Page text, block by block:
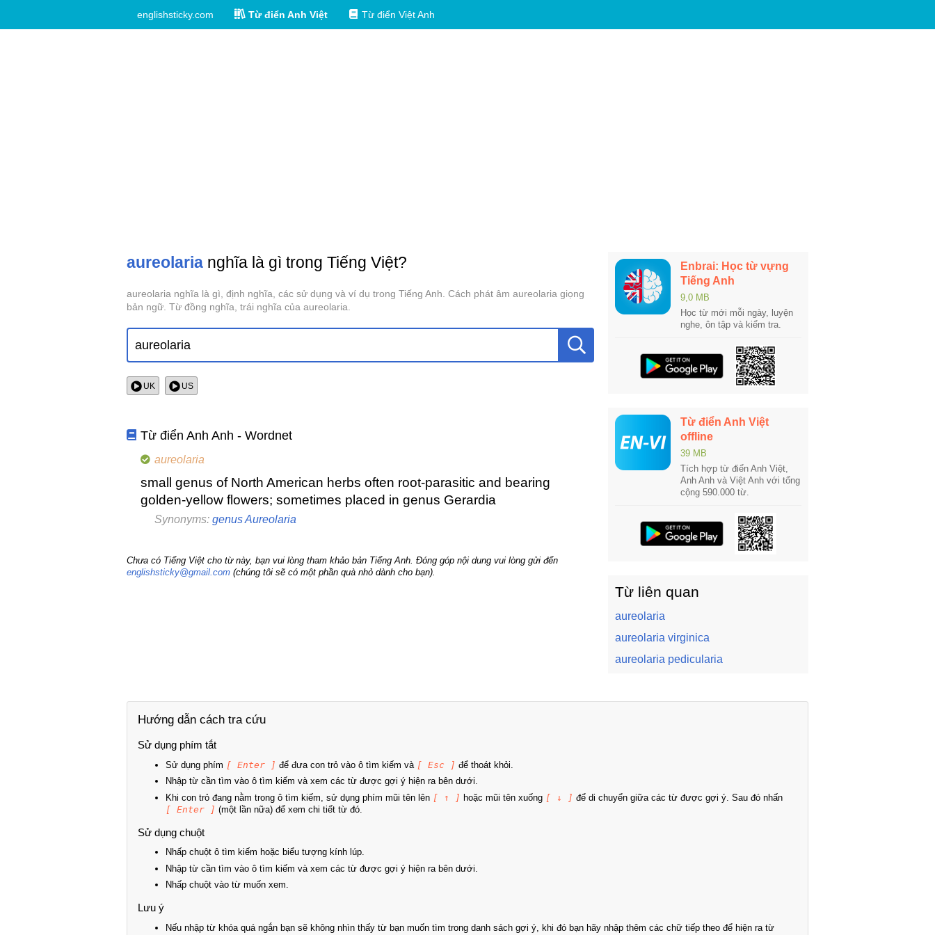
englishsticky.com Từ điển Anh Việt Từ điển Việt Anh
aureolaria nghĩa là gì trong Tiếng Việt?
aureolaria nghĩa là gì, định nghĩa, các sử dụng và ví dụ trong Tiếng Anh. Cách phát âm aureolaria giọng
bản ngữ. Từ đồng nghĩa, trái nghĩa của aureolaria.
UK US
Từ điển Anh Anh - Wordnet
aureolaria
small genus of North American herbs often root-parasitic and bearing
golden-yellow flowers; sometimes placed in genus Gerardia
Synonyms: genus Aureolaria
Chưa có Tiếng Việt cho từ này, bạn vui lòng tham khảo bản Tiếng Anh. Đóng góp nội dung vui lòng gửi đến
englishsticky@gmail.com (chúng tôi sẽ có một phần quà nhỏ dành cho bạn).
Enbrai: Học từ vựng
Tiếng Anh
9,0 MB
Học từ mới mỗi ngày, luyện
nghe, ôn tập và kiểm tra.
Từ điển Anh Việt
offline
39 MB
Tích hợp từ điển Anh Việt,
Anh Anh và Việt Anh với tổng
cộng 590.000 từ.
Từ liên quan
aureolaria
aureolaria virginica
aureolaria pedicularia
Hướng dẫn cách tra cứu
Sử dụng phím tắt
Sử dụng phím [ Enter ] để đưa con trỏ vào ô tìm kiếm và [ Esc ] để thoát khỏi.
Nhập từ cần tìm vào ô tìm kiếm và xem các từ được gợi ý hiện ra bên dưới.
Khi con trỏ đang nằm trong ô tìm kiếm, sử dụng phím mũi tên lên [ ↑ ] hoặc mũi tên xuống [ ↓ ] để di chuyển giữa các từ được gợi ý. Sau đó nhấn
[ Enter ] (một lần nữa) để xem chi tiết từ đó.
Sử dụng chuột
Nhấp chuột ô tìm kiếm hoặc biểu tượng kính lúp.
Nhập từ cần tìm vào ô tìm kiếm và xem các từ được gợi ý hiện ra bên dưới.
Nhấp chuột vào từ muốn xem.
Lưu ý
Nếu nhập từ khóa quá ngắn bạn sẽ không nhìn thấy từ bạn muốn tìm trong danh sách gợi ý, khi đó bạn hãy nhập thêm các chữ tiếp theo để hiện ra từ